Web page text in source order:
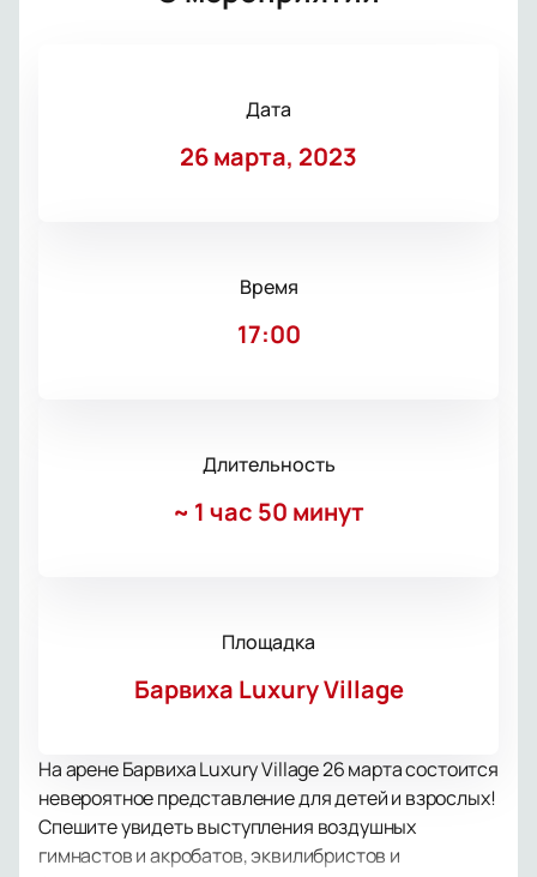
Дата
26 марта, 2023
Время
17:00
Длительность
~ 1 час 50 минут
Площадка
Барвиха Luxury Village
На арене Барвиха Luxury Village 26 марта состоится
невероятное представление для детей и взрослых!
Спешите увидеть выступления воздушных
гимнастов и акробатов, эквилибристов и